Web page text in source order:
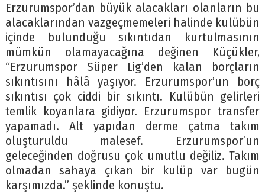
Erzurumspor’dan büyük alacakları olanların bu
alacaklarından vazgeçmemeleri halinde kulübün
içinde bulunduğu sıkıntıdan kurtulmasının
mümkün olamayacağına değinen Küçükler,
“Erzurumspor Süper Lig’den kalan borçların
sıkıntısını hâlâ yaşıyor. Erzurumspor’un borç
sıkıntısı çok ciddi bir sıkıntı. Kulübün gelirleri
temlik koyanlara gidiyor. Erzurumspor transfer
yapamadı. Alt yapıdan derme çatma takım
oluşturuldu malesef. Erzurumspor’un
geleceğinden doğrusu çok umutlu değiliz. Takım
olmadan sahaya çıkan bir kulüp var bugün
karşımızda.” şeklinde konuştu.